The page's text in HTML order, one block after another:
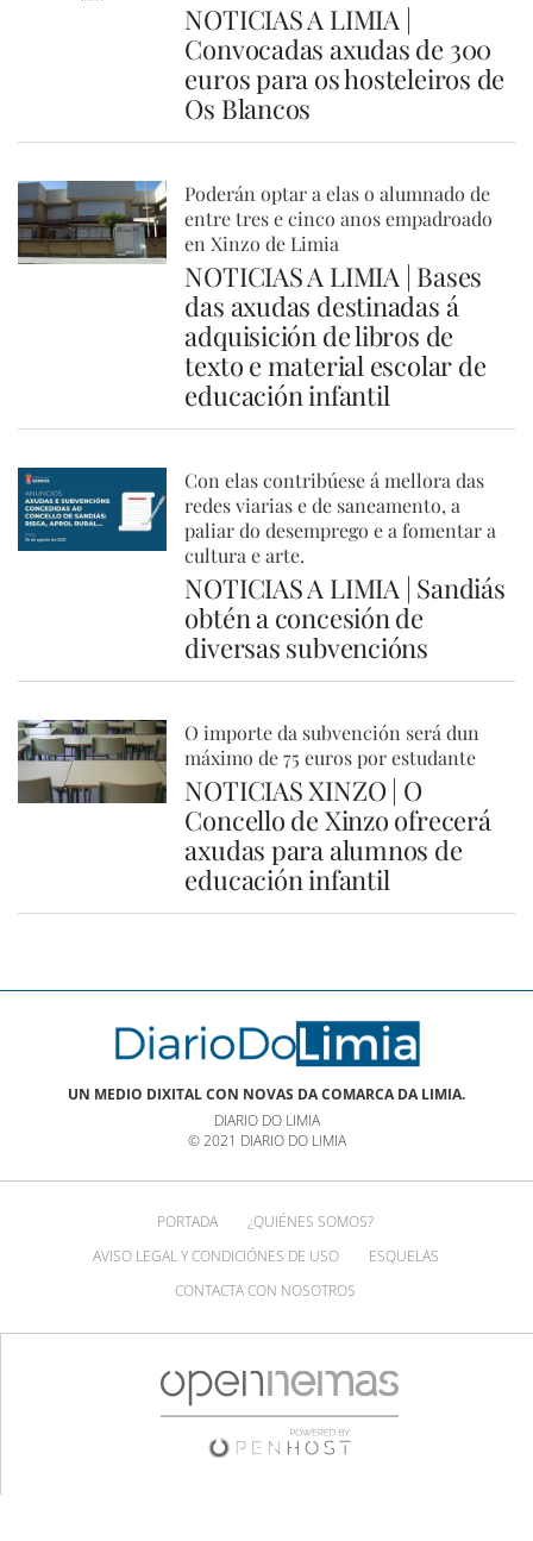
NOTICIAS A LIMIA |
Convocadas axudas de 300
euros para os hosteleiros de
Os Blancos
Poderán optar a elas o alumnado de
entre tres e cinco anos empadroado
en Xinzo de Limia
NOTICIAS A LIMIA | Bases
das axudas destinadas á
adquisición de libros de
texto e material escolar de
educación infantil
Con elas contribúese á mellora das
redes viarias e de saneamento, a
paliar do desemprego e a fomentar a
cultura e arte.
NOTICIAS A LIMIA | Sandiás
obtén a concesión de
diversas subvencións
O importe da subvención será dun
máximo de 75 euros por estudante
NOTICIAS XINZO | O
Concello de Xinzo ofrecerá
axudas para alumnos de
educación infantil
UN MEDIO DIXITAL CON NOVAS DA COMARCA DA LIMIA.
DIARIO DO LIMIA
© 2021 DIARIO DO LIMIA
PORTADA
¿QUIÉNES SOMOS?
AVISO LEGAL Y CONDICIÓNES DE USO
ESQUELAS
CONTACTA CON NOSOTROS